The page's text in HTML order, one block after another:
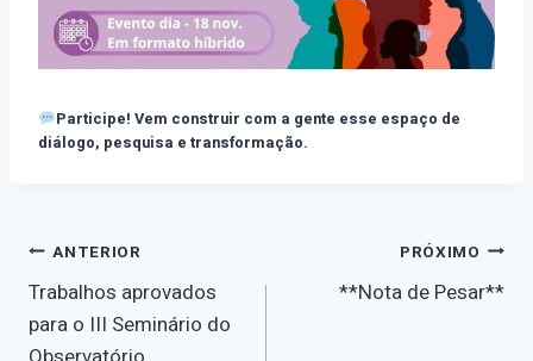
Participe! Vem construir com a gente esse espaço de
diálogo, pesquisa e transformação.
Navegação
de
ANTERIOR
Trabalhos aprovados
para o III Seminário do
PRÓXIMO
**Nota de Pesar**